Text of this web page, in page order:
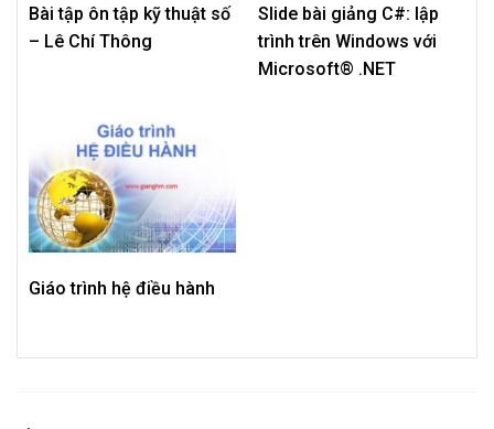
Bài tập ôn tập kỹ thuật số
– Lê Chí Thông
Slide bài giảng C#: lập
trình trên Windows với
Microsoft® .NET
Giáo trình hệ điều hành